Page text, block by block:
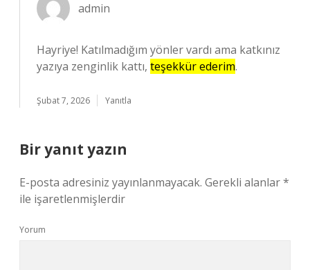
admin
Hayriye! Katılmadığım yönler vardı ama katkınız
yazıya zenginlik kattı, teşekkür ederim.
Şubat 7, 2026 Yanıtla
Bir yanıt yazın
E-posta adresiniz yayınlanmayacak. Gerekli alanlar*
ile işaretlenmişlerdir
Yorum